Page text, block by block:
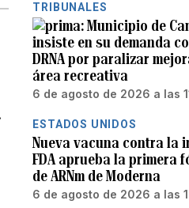
TRIBUNALES
Municipio de
insiste en su demanda
DRNA por paralizar
área recreativa
6 de agosto de 2026 a las
ESTADOS UNIDOS
Nueva vacuna contra la
FDA aprueba la primera
de ARNm de Moderna
6 de agosto de 2026 a las